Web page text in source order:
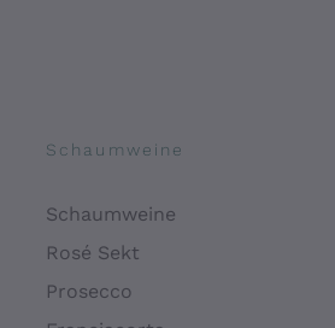
Schaumweine
Schaumweine
Rosé Sekt
Prosecco